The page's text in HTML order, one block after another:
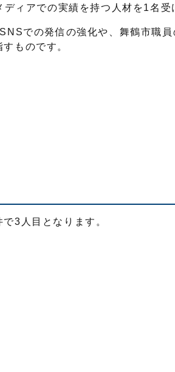
ィアでの実績を持つ人材を1名受
での発信の強化や、舞鶴市職
ものです。
3人目となります。